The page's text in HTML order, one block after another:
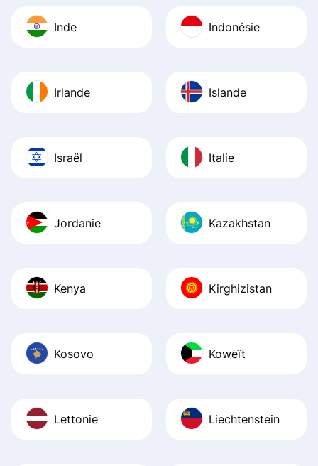
Inde Indonésie
Irlande Islande
Israël Italie
Jordanie Kazakhstan
Kenya Kirghizistan
Kosovo Koweït
Lettonie Liechtenstein